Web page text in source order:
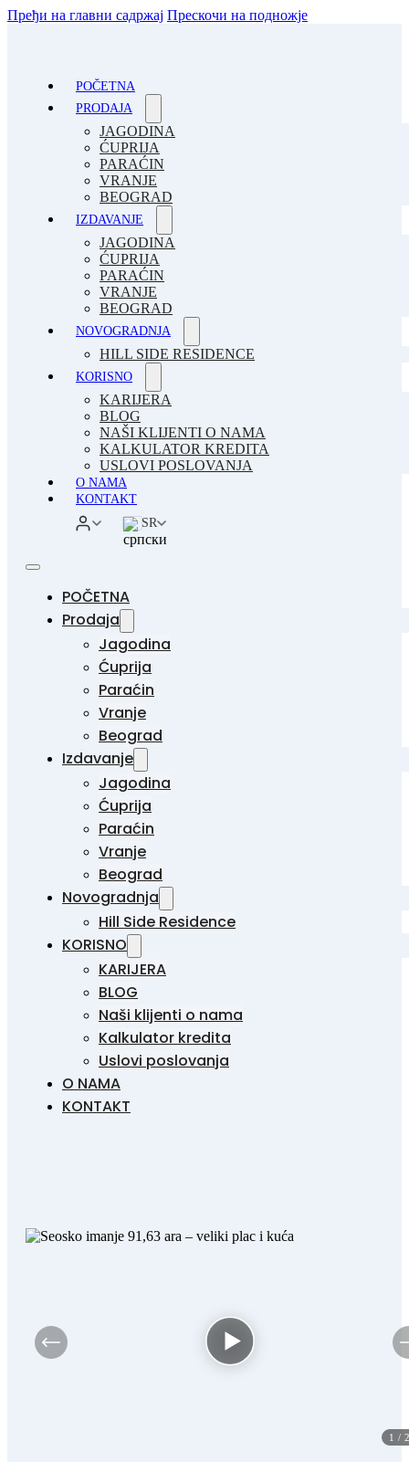
Пређи на главни садржај Прескочи на подножје
POČETNA
PRODAJA
JAGODINA
ĆUPRIJA
PARAĆIN
VRANJE
BEOGRAD
IZDAVANJE
JAGODINA
ĆUPRIJA
PARAĆIN
VRANJE
BEOGRAD
NOVOGRADNJA
HILL SIDE RESIDENCE
KORISNO
KARIJERA
BLOG
NAŠI KLIJENTI O NAMA
KALKULATOR KREDITA
USLOVI POSLOVANJA
O NAMA
KONTAKT
SR
POČETNA
Prodaja
Jagodina
Ćuprija
Paraćin
Vranje
Beograd
Izdavanje
Jagodina
Ćuprija
Paraćin
Vranje
Beograd
Novogradnja
Hill Side Residence
KORISNO
KARIJERA
BLOG
Naši klijenti o nama
Kalkulator kredita
Uslovi poslovanja
O NAMA
KONTAKT
1 /